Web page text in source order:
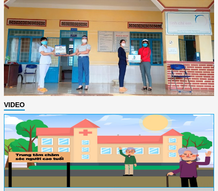
VIDEO